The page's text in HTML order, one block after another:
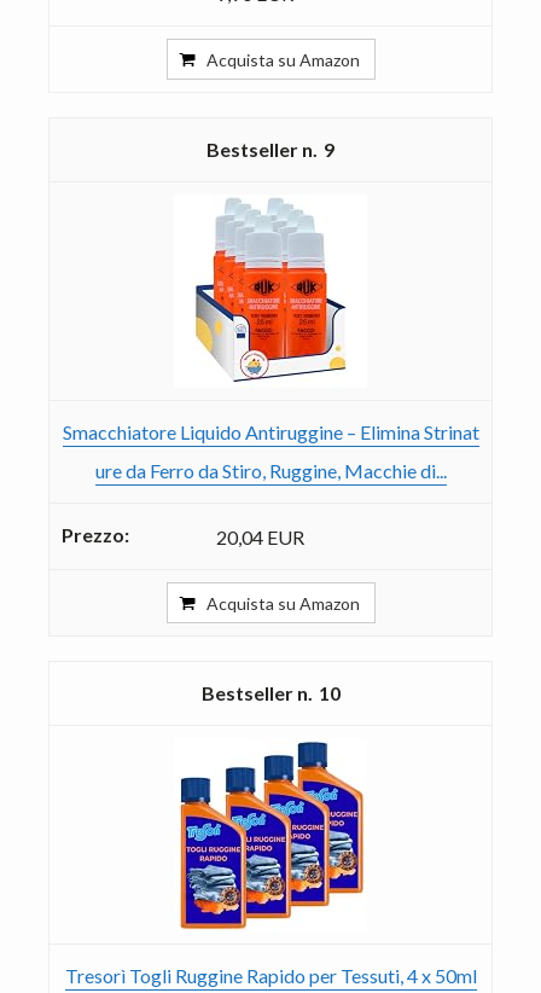
Acquista su Amazon
9
Smacchiatore Liquido Antiruggine – Elimina Strinat
ure da Ferro da Stiro, Ruggine, Macchie di...
20,04 EUR
Acquista su Amazon
10
Tresorì Togli Ruggine Rapido per Tessuti, 4 x 50ml